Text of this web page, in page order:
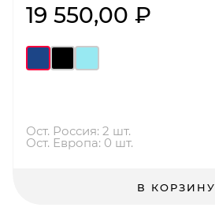
19 550,00 ₽
Ост. Россия: 2 шт.
Ост. Европа: 0 шт.
В КОРЗИНУ